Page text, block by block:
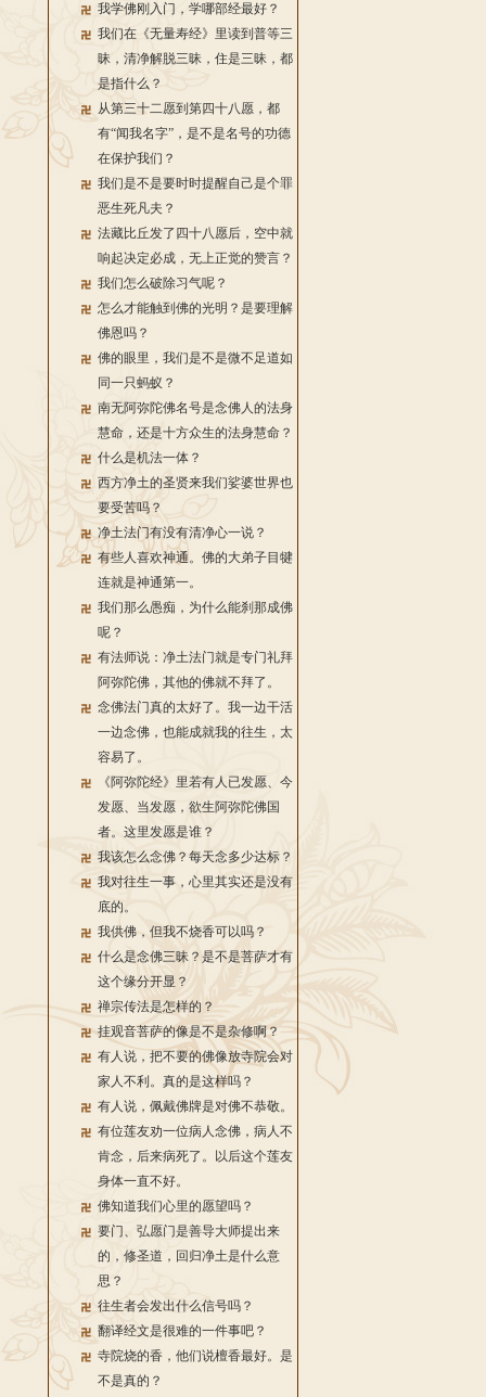
我学佛刚入门，学哪部经最好？
我们在《无量寿经》里读到普等三
昧，清净解脱三昧，住是三昧，都
是指什么？
从第三十二愿到第四十八愿，都
有“闻我名字”，是不是名号的功德
在保护我们？
我们是不是要时时提醒自己是个罪
恶生死凡夫？
法藏比丘发了四十八愿后，空中就
响起决定必成，无上正觉的赞言？
我们怎么破除习气呢？
怎么才能触到佛的光明？是要理解
佛恩吗？
佛的眼里，我们是不是微不足道如
同一只蚂蚁？
南无阿弥陀佛名号是念佛人的法身
慧命，还是十方众生的法身慧命？
什么是机法一体？
西方净土的圣贤来我们娑婆世界也
要受苦吗？
净土法门有没有清净心一说？
有些人喜欢神通。佛的大弟子目犍
连就是神通第一。
我们那么愚痴，为什么能刹那成佛
呢？
有法师说：净土法门就是专门礼拜
阿弥陀佛，其他的佛就不拜了。
念佛法门真的太好了。我一边干活
一边念佛，也能成就我的往生，太
容易了。
《阿弥陀经》里若有人已发愿、今
发愿、当发愿，欲生阿弥陀佛国
者。这里发愿是谁？
我该怎么念佛？每天念多少达标？
我对往生一事，心里其实还是没有
底的。
我供佛，但我不烧香可以吗？
什么是念佛三昧？是不是菩萨才有
这个缘分开显？
禅宗传法是怎样的？
挂观音菩萨的像是不是杂修啊？
有人说，把不要的佛像放寺院会对
家人不利。真的是这样吗？
有人说，佩戴佛牌是对佛不恭敬。
有位莲友劝一位病人念佛，病人不
肯念，后来病死了。以后这个莲友
身体一直不好。
佛知道我们心里的愿望吗？
要门、弘愿门是善导大师提出来
的，修圣道，回归净土是什么意
思？
往生者会发出什么信号吗？
翻译经文是很难的一件事吧？
寺院烧的香，他们说檀香最好。是
不是真的？